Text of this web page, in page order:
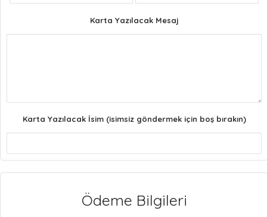
Karta Yazılacak Mesaj
Karta Yazılacak İsim (isimsiz göndermek için boş bırakın)
Ödeme Bilgileri